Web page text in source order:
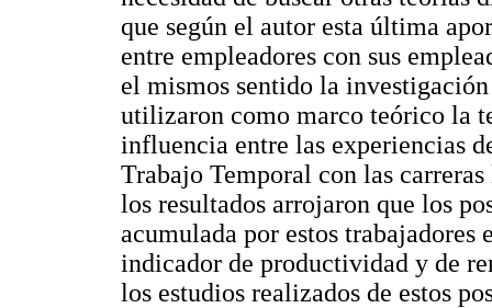
que según el autor esta última
entre empleadores con sus
el mismos sentido la
utilizaron como marco teórico la
influencia entre las experiencias
Trabajo Temporal con las
los resultados arrojaron que los
acumulada por estos trabajadores
indicador de productividad y de
los estudios realizados de estos